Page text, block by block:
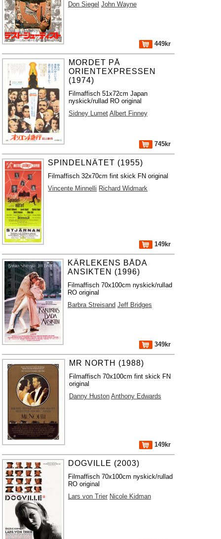
Don Siegel John Wayne
449kr
MORDET PÅ
ORIENTEXPRESSEN
(1974)
Filmaffisch 51x72cm Japan
nyskick/rullad RO original
Sidney Lumet Albert Finney
745kr
SPINDELNÄTET (1955)
Filmaffisch 32x70cm fint skick FN original
Vincente Minnelli Richard Widmark
149kr
KÄRLEKENS BÅDA
ANSIKTEN (1996)
Filmaffisch 70x100cm nyskick/rullad
RO original
Barbra Streisand Jeff Bridges
349kr
MR NORTH (1988)
Filmaffisch 70x100cm fint skick FN
original
Danny Huston Anthony Edwards
149kr
DOGVILLE (2003)
Filmaffisch 70x100cm nyskick/rullad
RO original
Lars von Trier Nicole Kidman